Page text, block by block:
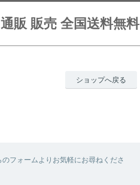
販 販売 全国送料無料
ショップへ戻る
フォームよりお気軽にお尋ねくださ